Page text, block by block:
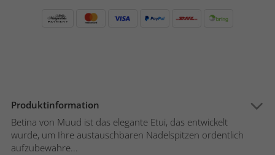
Produktinformation
Betina von Muud ist das elegante Etui, das entwickelt
wurde, um Ihre austauschbaren Nadelspitzen ordentlich
aufzubewahre...